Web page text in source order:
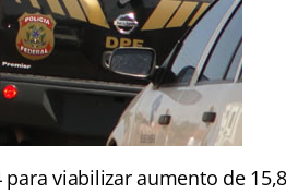
para viabilizar aumento de